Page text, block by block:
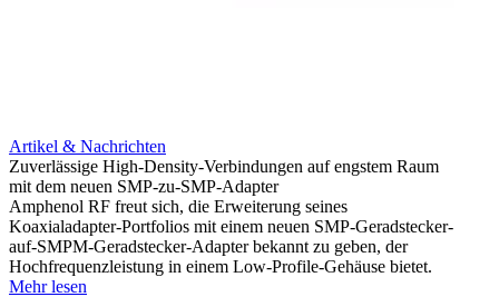
Artikel & Nachrichten
Zuverlässige High-Density-Verbindungen auf engstem Raum
mit dem neuen SMP-zu-SMP-Adapter
Amphenol RF freut sich, die Erweiterung seines
Koaxialadapter-Portfolios mit einem neuen SMP-Geradstecker-
auf-SMPM-Geradstecker-Adapter bekannt zu geben, der
Hochfrequenzleistung in einem Low-Profile-Gehäuse bietet.
Mehr lesen